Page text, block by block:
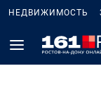
НЕДВИЖИМОСТЬ